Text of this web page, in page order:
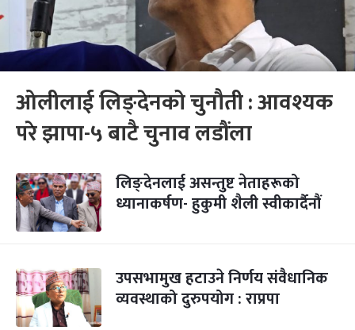
ओलीलाई लिङ्देनको चुनौती : आवश्यक
परे झापा-५ बाटै चुनाव लडौंला
लिङ्देनलाई असन्तुष्ट नेताहरूको
ध्यानाकर्षण- हुकुमी शैली स्वीकार्दैनौं
उपसभामुख हटाउने निर्णय संवैधानिक
व्यवस्थाको दुरुपयोग : राप्रपा